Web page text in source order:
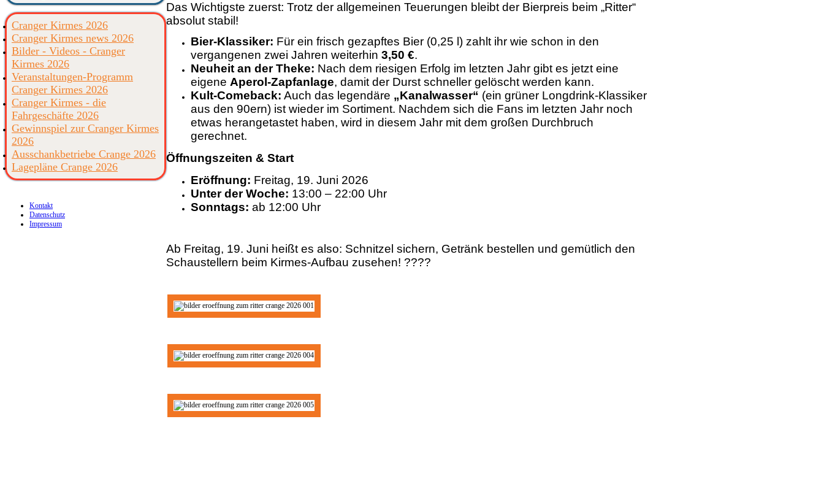
​Das Wichtigste zuerst: Trotz der allgemeinen Teuerungen bleibt der Bierpreis beim „Ritter“
absolut stabil!
Bier-Klassiker: Für ein frisch gezapftes Bier (0,25 l) zahlt ihr wie schon in den
vergangenen zwei Jahren weiterhin 3,50 €.
Neuheit an der Theke: Nach dem riesigen Erfolg im letzten Jahr gibt es jetzt eine
eigene Aperol-Zapfanlage, damit der Durst schneller gelöscht werden kann.
Kult-Comeback: Auch das legendäre „Kanalwasser“ (ein grüner Longdrink-Klassiker
aus den 90ern) ist wieder im Sortiment. Nachdem sich die Fans im letzten Jahr noch
etwas herangetastet haben, wird in diesem Jahr mit dem großen Durchbruch
gerechnet.
Öffnungszeiten & Start
Eröffnung: Freitag, 19. Juni 2026
Unter der Woche: 13:00 – 22:00 Uhr
Sonntags: ab 12:00 Uhr
Ab Freitag, 19. Juni heißt es also: Schnitzel sichern, Getränk bestellen und gemütlich den
Schaustellern beim Kirmes-Aufbau zusehen! ????
Cranger Kirmes 2026
Cranger Kirmes news 2026
Bilder - Videos - Cranger
Kirmes 2026
Veranstaltungen-Programm
Cranger Kirmes 2026
Cranger Kirmes - die
Fahrgeschäfte 2026
Gewinnspiel zur Cranger Kirmes
2026
Ausschankbetriebe Crange 2026
Lagepläne Crange 2026
Kontakt
Datenschutz
Impressum